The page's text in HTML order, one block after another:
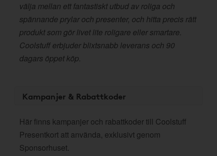
välja mellan ett fantastiskt utbud av roliga och
spännande prylar och presenter, och hitta precis rätt
produkt som gör livet lite roligare eller smartare.
Coolstuff erbjuder blixtsnabb leverans och 90
dagars öppet köp.
Kampanjer & Rabattkoder
Här finns kampanjer och rabattkoder till Coolstuff
Presentkort att använda, exklusivt genom
Sponsorhuset.